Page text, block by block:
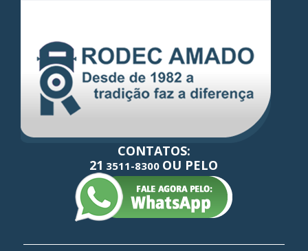
CONTATOS:
21 3511-8300 OU PELO